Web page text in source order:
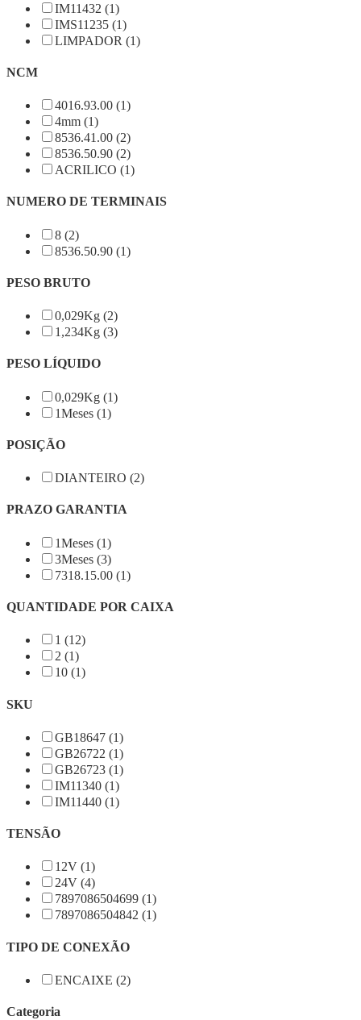
IM11432 (1)
IMS11235 (1)
LIMPADOR (1)
NCM
4016.93.00 (1)
4mm (1)
8536.41.00 (2)
8536.50.90 (2)
ACRILICO (1)
NUMERO DE TERMINAIS
8 (2)
8536.50.90 (1)
PESO BRUTO
0,029Kg (2)
1,234Kg (3)
PESO LÍQUIDO
0,029Kg (1)
1Meses (1)
POSIÇÃO
DIANTEIRO (2)
PRAZO GARANTIA
1Meses (1)
3Meses (3)
7318.15.00 (1)
QUANTIDADE POR CAIXA
1 (12)
2 (1)
10 (1)
SKU
GB18647 (1)
GB26722 (1)
GB26723 (1)
IM11340 (1)
IM11440 (1)
TENSÃO
12V (1)
24V (4)
7897086504699 (1)
7897086504842 (1)
TIPO DE CONEXÃO
ENCAIXE (2)
Categoria